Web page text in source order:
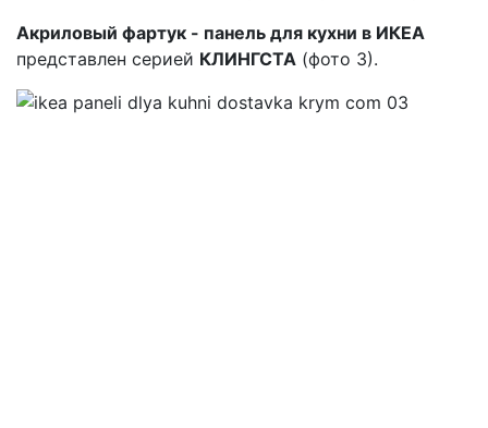
Акриловый фартук - панель для кухни в ИКЕА
представлен серией КЛИНГСТА (фото 3).